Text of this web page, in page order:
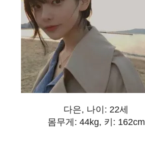
다은, 나이: 22세
몸무게: 44kg, 키: 162cm